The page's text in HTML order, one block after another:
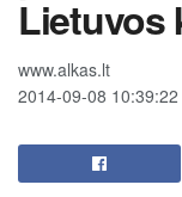
Lietuvos
www.alkas.lt
2014-09-08 10:39:22